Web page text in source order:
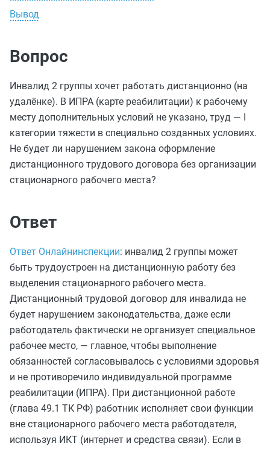
Вывод
Вопрос
Инвалид 2 группы хочет работать дистанционно (на
удалёнке). В ИПРА (карте реабилитации) к рабочему
месту дополнительных условий не указано, труд — I
категории тяжести в специально созданных условиях.
Не будет ли нарушением закона оформление
дистанционного трудового договора без организации
стационарного рабочего места?
Ответ
Ответ Онлайнинспекции: инвалид 2 группы может
быть трудоустроен на дистанционную работу без
выделения стационарного рабочего места.
Дистанционный трудовой договор для инвалида не
будет нарушением законодательства, даже если
работодатель фактически не организует специальное
рабочее место, — главное, чтобы выполнение
обязанностей согласовывалось с условиями здоровья
и не противоречило индивидуальной программе
реабилитации (ИПРА). При дистанционной работе
(глава 49.1 ТК РФ) работник исполняет свои функции
вне стационарного рабочего места работодателя,
используя ИКТ (интернет и средства связи). Если в